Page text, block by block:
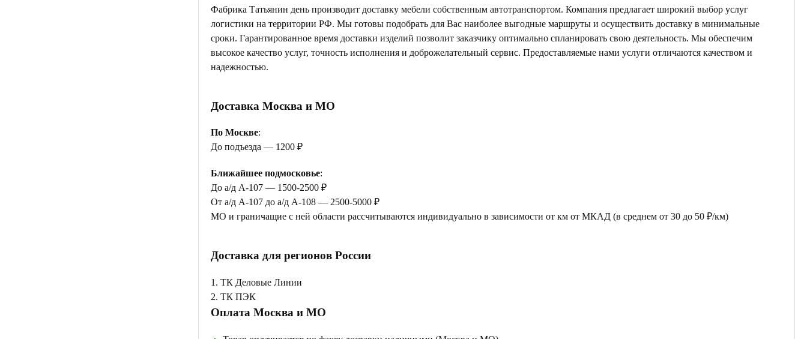
Фабрика Татьянин день производит доставку мебели собственным автотранспортом. Компания предлагает широкий выбор услуг
логистики на территории РФ. Мы готовы подобрать для Вас наиболее выгодные маршруты и осуществить доставку в минимальные
сроки. Гарантированное время доставки изделий позволит заказчику оптимально спланировать свою деятельность. Мы обеспечим
высокое качество услуг, точность исполнения и доброжелательный сервис. Предоставляемые нами услуги отличаются качеством и
надежностью.
Доставка Москва и МО
По Москве:
До подъезда — 1200 ₽
Ближайшее подмосковье:
До а/д А-107 — 1500-2500 ₽
От а/д А-107 до а/д А-108 — 2500-5000 ₽
МО и граничащие с ней области рассчитываются индивидуально в зависимости от км от МКАД (в среднем от 30 до 50 ₽/км)
Доставка для регионов России
1. ТК Деловые Линии
2. ТК ПЭК
Оплата Москва и МО